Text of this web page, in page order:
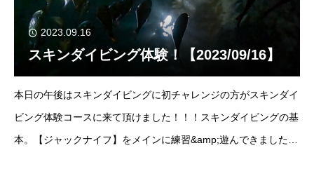
2023.09.16
スキンダイビング体験！【2023/09/16】
本日の午後はスキンダイビングに初チャレンジの方がスキンダイ
ビング体験コースに来て頂けました！！！スキンダイビングの基
本。【ジャックナイフ】をメインに練習&amp;遊んできました